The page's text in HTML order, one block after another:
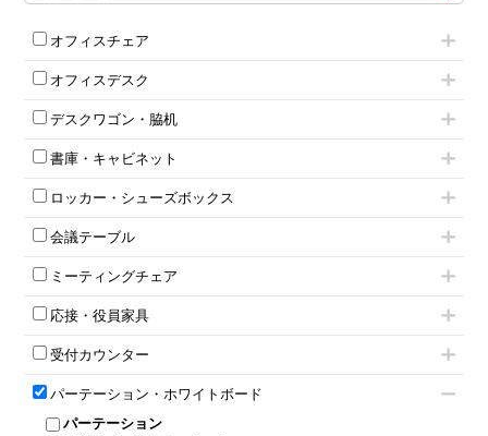
オフィスチェア
肘無しチェア
役員チェア
高級チェア（多機能チェア）
オフィスチェアその他
オフィスデスク
フリーアドレスデスク（ベンチデスク）
昇降デスク
オフィスデスクその他
両袖机
デスクワゴン・脇机
インワゴン2段
インワゴン3段
脇机
ワゴンその他
書庫・キャビネット
ハイキャビネット
ローキャビネット
両開きキャビネット
スチールキャビネット
上下連結キャビネット
軽量ラック（スチールラック）
収納家具その他
両開書庫
引き違い書庫
ロッカー・シューズボックス
1人用ロッカー
2人用ロッカー
3人用ロッカー
4人用ロッカー
5人用ロッカー
8人用ロッカー
多人数ロッカー
会議テーブル
スタッキングテーブル
ネスティングテーブル
幕板付テーブル
カウンターテーブル
T字脚テーブル
会議テーブルW1200～
ミーティングチェア
キャスター付きミーティングチェア
スタッキングミーティングチェア
テーブル付きミーティングチェア
ネスティングミーティングチェア
折りたたみミーティングチェア
ハイチェア
応接・役員家具
応接セット
応接ソファ
応接チェア
応接テーブル
応接・役員家具その他
受付カウンター
ローカウンター
ラウンジカウンター
パーテーション・ホワイトボード
パーテーション